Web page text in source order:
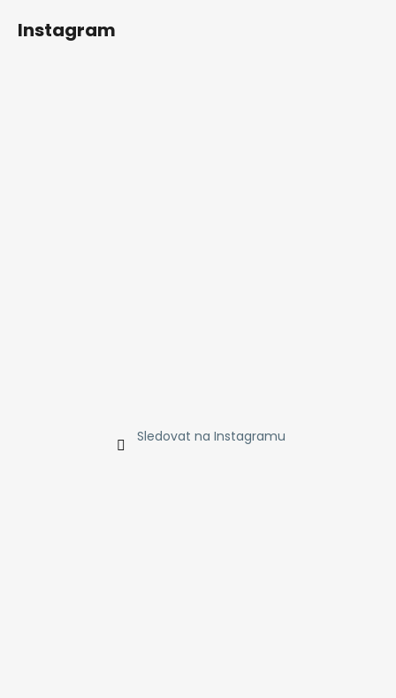
Instagram
Sledovat na Instagramu